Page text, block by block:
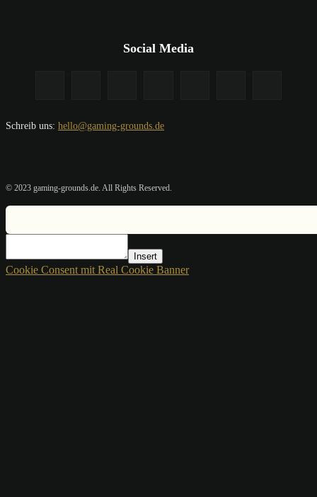
Social Media
Schreib uns: hello@gaming-grounds.de
© 2023 gaming-grounds.de. All Rights Reserved.
Insert
Cookie Consent mit Real Cookie Banner